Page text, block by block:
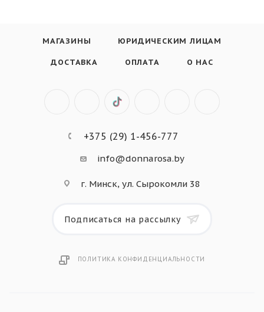
МАГАЗИНЫ ЮРИДИЧЕСКИМ ЛИЦАМ
ДОСТАВКА ОПЛАТА О НАС
+375 (29) 1-456-777
info@donnarosa.by
г. Минск, ул. Сырокомли 38
Подписаться на рассылку
ПОЛИТИКА КОНФИДЕНЦИАЛЬНОСТИ